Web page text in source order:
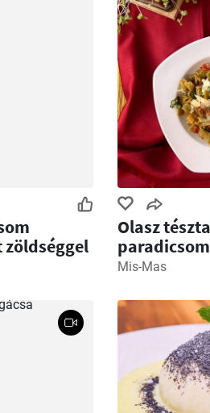
zöldséggel
Olasz tészta
Mis-Mas